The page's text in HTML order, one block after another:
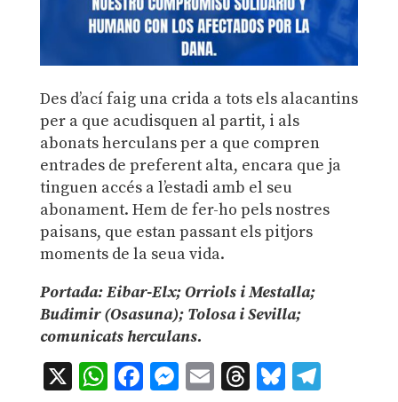
Des d’ací faig una crida a tots els alacantins
per a que acudisquen al partit, i als
abonats herculans per a que compren
entrades de preferent alta, encara que ja
tinguen accés a l’estadi amb el seu
abonament. Hem de fer-ho pels nostres
paisans, que estan passant els pitjors
moments de la seua vida.
Portada: Eibar-Elx; Orriols i Mestalla;
Budimir (Osasuna); Tolosa i Sevilla;
comunicats herculans.
X WhatsApp
Facebook
Messenger
EmailThreads
Bluesky